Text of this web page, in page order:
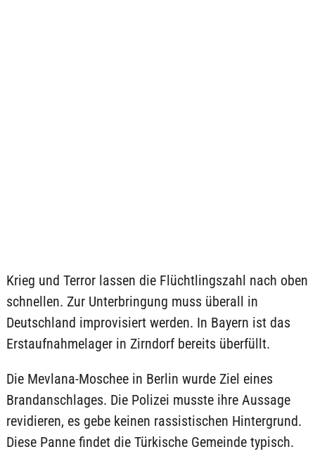
Krieg und Terror lassen die Flüchtlingszahl nach oben
schnellen. Zur Unterbringung muss überall in
Deutschland improvisiert werden. In Bayern ist das
Erstaufnahmelager in Zirndorf bereits überfüllt.
Die Mevlana-Moschee in Berlin wurde Ziel eines
Brandanschlages. Die Polizei musste ihre Aussage
revidieren, es gebe keinen rassistischen Hintergrund.
Diese Panne findet die Türkische Gemeinde typisch.